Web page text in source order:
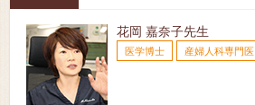
花岡 嘉奈子先生
医学博士 産婦人科専門医